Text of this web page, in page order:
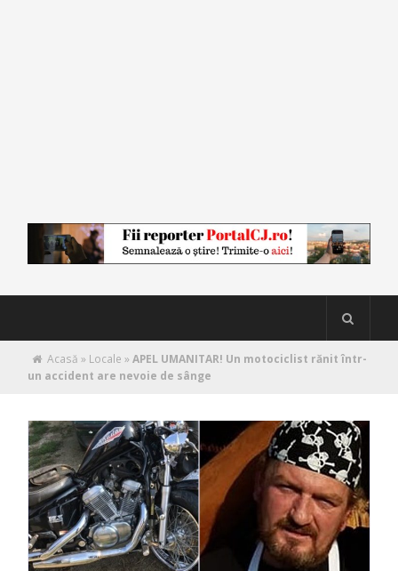
Acasă » Locale »APEL UMANITAR! Un motociclist rănit într-
un accident are nevoie de sânge